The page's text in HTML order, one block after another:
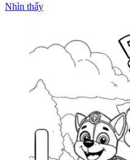
Nhìn thấy